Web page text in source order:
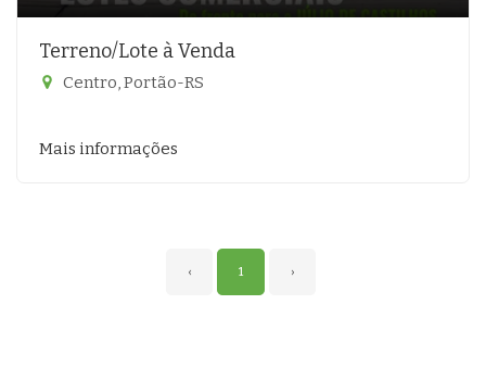
Terreno/Lote à Venda
Centro, Portão-RS
Mais informações
‹ 1 ›